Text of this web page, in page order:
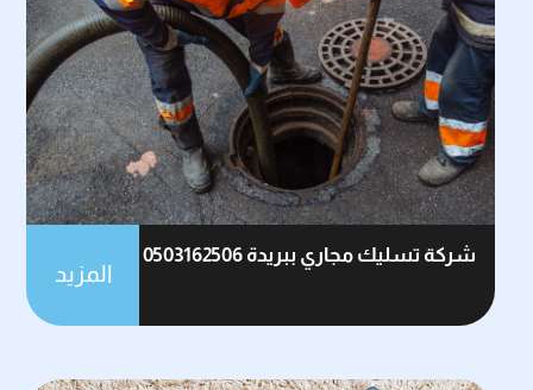
شركة تسليك مجاري ببريدة 0503162506
المزيد